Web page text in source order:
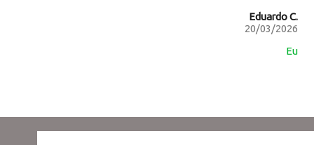
Eduardo C.
20/03/2026
Eu